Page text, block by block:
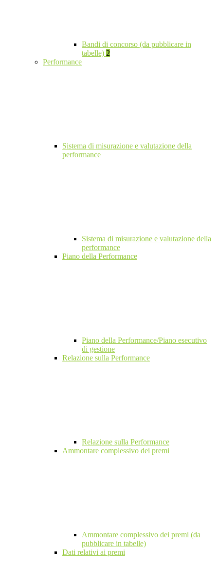
Bandi di concorso (da pubblicare in
tabelle) 2
Performance
Sistema di misurazione e valutazione della
performance
Sistema di misurazione e valutazione della
performance
Piano della Performance
Piano della Performance/Piano esecutivo
di gestione
Relazione sulla Performance
Relazione sulla Performance
Ammontare complessivo dei premi
Ammontare complessivo dei premi (da
pubblicare in tabelle)
Dati relativi ai premi